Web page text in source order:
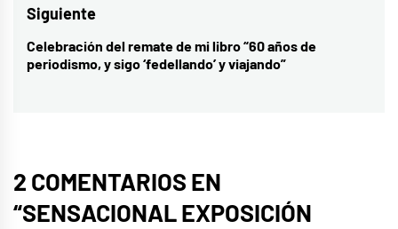
entradas
anterior:
Siguiente
Entrada
siguiente:
Celebración del remate de mi libro “60 años de
periodismo, y sigo ‘fedellando’ y viajando”
2 COMENTARIOS EN
“SENSACIONAL EXPOSICIÓN